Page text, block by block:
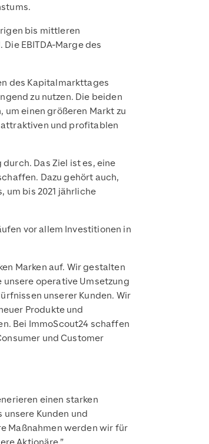
bis mittleren
EBITDA-Marge des
des Kapitalmarkttages
zu nutzen. Die beiden
einen größeren Markt zu
attraktiven und profitablen
Das Ziel ist es, eine
Dazu gehört auch,
um bis 2021 jährliche
vor allem Investitionen in
Marken auf. Wir gestalten
operative Umsetzung
unserer Kunden. Wir
Produkte und
Bei ImmoScout24 schaffen
und Customer
einen starken
Kunden und
Maßnahmen werden wir für